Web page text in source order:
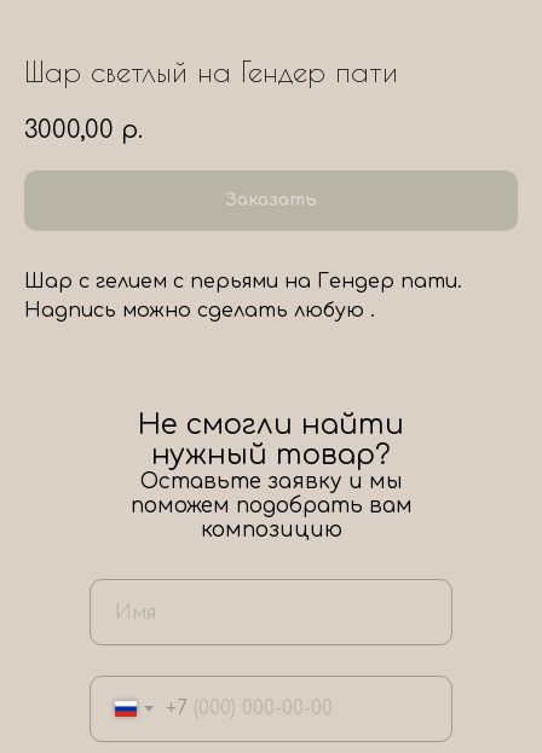
Шар светлый на Гендер пати
3000,00 р.
Заказать
Шар с гелием с перьями на Гендер пати.
Надпись можно сделать любую .
+7
Не смогли найти
нужный товар?
Оставьте заявку и мы
поможем подобрать вам
композицию